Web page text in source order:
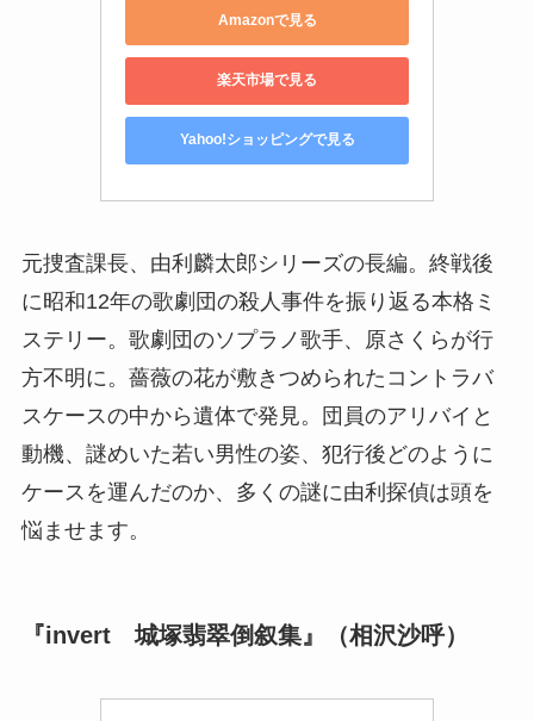
Amazonで見る
楽天市場で見る
Yahoo!ショッピングで見る
元捜査課長、由利麟太郎シリーズの長編。終戦後
に昭和12年の歌劇団の殺人事件を振り返る本格ミ
ステリー。歌劇団のソプラノ歌手、原さくらが行
方不明に。薔薇の花が敷きつめられたコントラバ
スケースの中から遺体で発見。団員のアリバイと
動機、謎めいた若い男性の姿、犯行後どのように
ケースを運んだのか、多くの謎に由利探偵は頭を
悩ませます。
『invert 城塚翡翠倒叙集』（相沢沙呼）